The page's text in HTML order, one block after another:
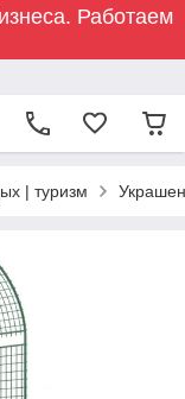
Работаем
| туризм